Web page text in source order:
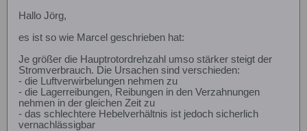
Hallo Jörg,
es ist so wie Marcel geschrieben hat:
Je größer die Hauptrotordrehzahl umso stärker steigt der
Stromverbrauch. Die Ursachen sind verschieden:
- die Luftverwirbelungen nehmen zu
- die Lagerreibungen, Reibungen in den Verzahnungen
nehmen in der gleichen Zeit zu
- das schlechtere Hebelverhältnis ist jedoch sicherlich
vernachlässigbar